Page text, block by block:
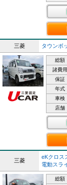
三菱 タウンボ
総額
諸費用
保証
年式
車検
店舗
三菱
eKクロス
電動スラ
総額